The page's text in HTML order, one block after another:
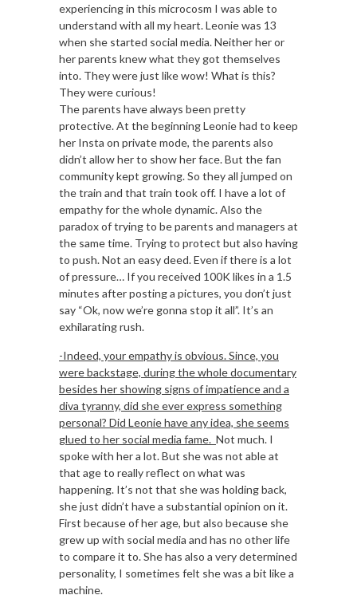
experiencing in this microcosm I was able to
understand with all my heart. Leonie was 13
when she started social media. Neither her or
her parents knew what they got themselves
into. They were just like wow! What is this?
They were curious!
The parents have always been pretty
protective. At the beginning Leonie had to keep
her Insta on private mode, the parents also
didn’t allow her to show her face. But the fan
community kept growing. So they all jumped on
the train and that train took off. I have a lot of
empathy for the whole dynamic. Also the
paradox of trying to be parents and managers at
the same time. Trying to protect but also having
to push. Not an easy deed. Even if there is a lot
of pressure… If you received 100K likes in a 1.5
minutes after posting a pictures, you don’t just
say “Ok, now we’re gonna stop it all”. It’s an
exhilarating rush.
-Indeed, your empathy is obvious. Since, you
were backstage, during the wholedocumentary
besides her showing signs of impatience and a
diva tyranny, did she ever express something
personal? Did Leonie have any idea, she seems
glued to her social media fame. Not much. I
spoke with her a lot. But she was not able at
that age to really reflect on what was
happening. It’s not that she was holding back,
she just didn’t have a substantial opinion on it.
First because of her age, but also because she
grew up with social media and has no other life
to compare it to. She has also a very determined
personality, I sometimes felt she was a bit like a
machine.